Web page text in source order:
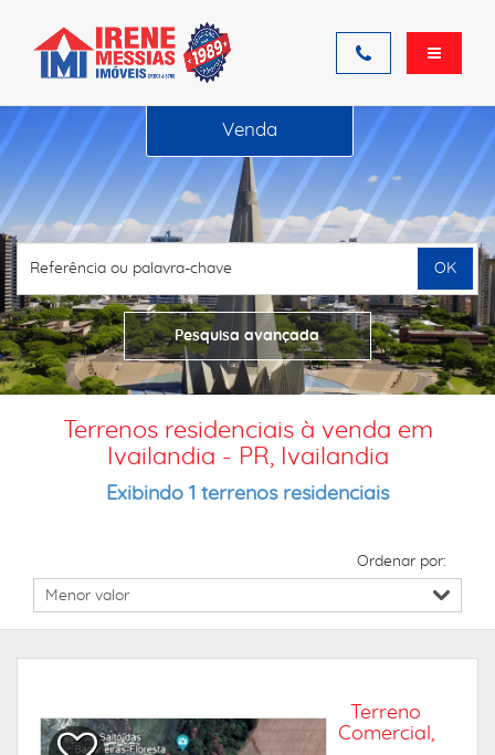
Venda
Pesquisa avançada
OK
Terrenos residenciais à venda em
Ivailandia - PR, Ivailandia
Exibindo 1 terrenos residenciais
Ordenar por:
Terreno
Comercial,